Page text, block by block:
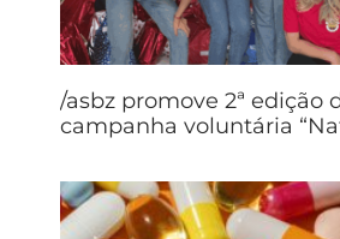
/asbz promove 2ª edição
campanha voluntária